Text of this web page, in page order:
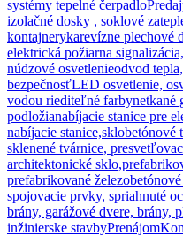
systémy tepelné čerpadloPredaj
izolačné dosky , soklové
kontajnerykarevízne plechové
elektrická požiarna
núdzové osvetlenieodvod
bezpečnosťLED osvetlenie,
vodou riediteľné farbynetkané
podložianabíjacie stanice pre
nabíjacie stanice,sklobetónové
sklenené tvárnice,
architektonické sklo,
prefabrikované
spojovacie prvky, spriahnuté
brány, garážové dvere, brány,
inžinierske stavbyPrenájom